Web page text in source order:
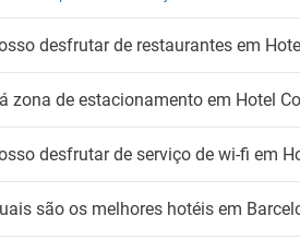
desfrutar de restaurantes em
zona de estacionamento em Hotel
desfrutar de serviço de wi-fi em
são os melhores hotéis em